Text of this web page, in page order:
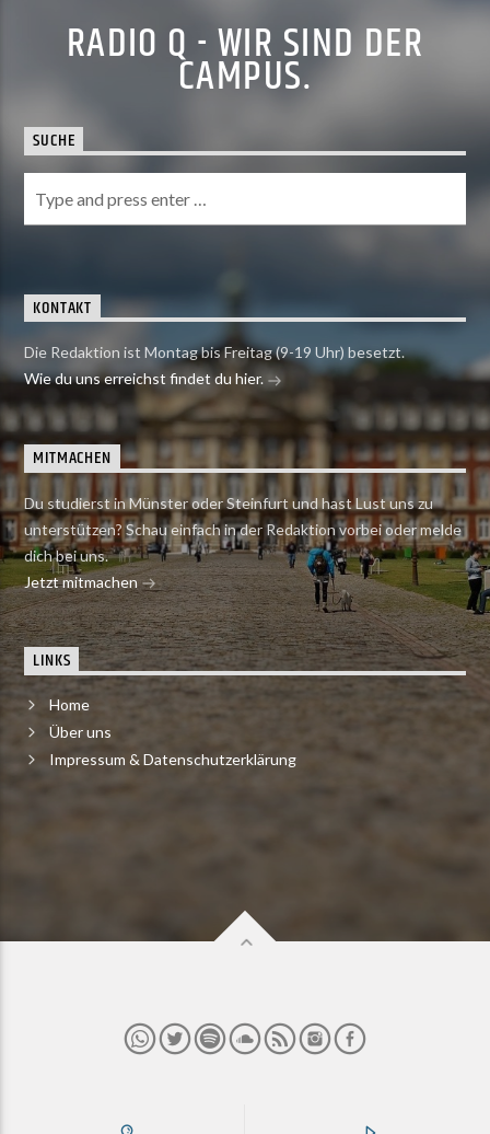
RADIO Q - WIR SIND DER
CAMPUS.
SUCHE
KONTAKT
Die Redaktion ist Montag bis Freitag (9-19 Uhr) besetzt.
Wie du uns erreichst findet du hier.
MITMACHEN
Du studierst in Münster oder Steinfurt und hast Lust uns zu
unterstützen? Schau einfach in der Redaktion vorbei oder melde
dich bei uns.
Jetzt mitmachen
LINKS
Home
Über uns
Impressum & Datenschutzerklärung